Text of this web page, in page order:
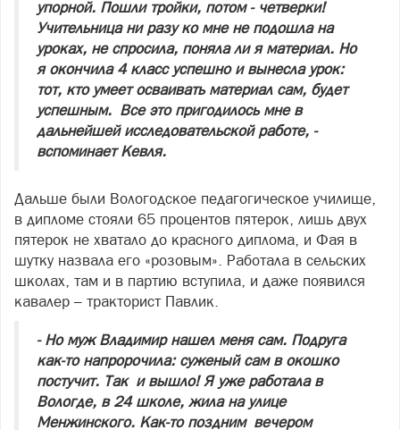
упорной. Пошли тройки, потом - четверки!
Учительница ни разу ко мне не подошла на
уроках, не спросила, поняла ли я материал. Но
я окончила 4 класс успешно и вынесла урок:
тот, кто умеет осваивать материал сам, будет
успешным. Все это пригодилось мне в
дальнейшей исследовательской работе, -
вспоминает Кевля.
Дальше были Вологодское педагогическое училище,
в дипломе стояли 65 процентов пятерок, лишь двух
пятерок не хватало до красного диплома, и Фая в
шутку назвала его «розовым». Работала в сельских
школах, там и в партию вступила, и даже появился
кавалер – тракторист Павлик.
- Но муж Владимир нашел меня сам. Подруга
как-то напророчила: суженый сам в окошко
постучит. Так и вышло! Я уже работала в
Вологде, в 24 школе, жила на улице
Менжинского. Как-то поздним вечером